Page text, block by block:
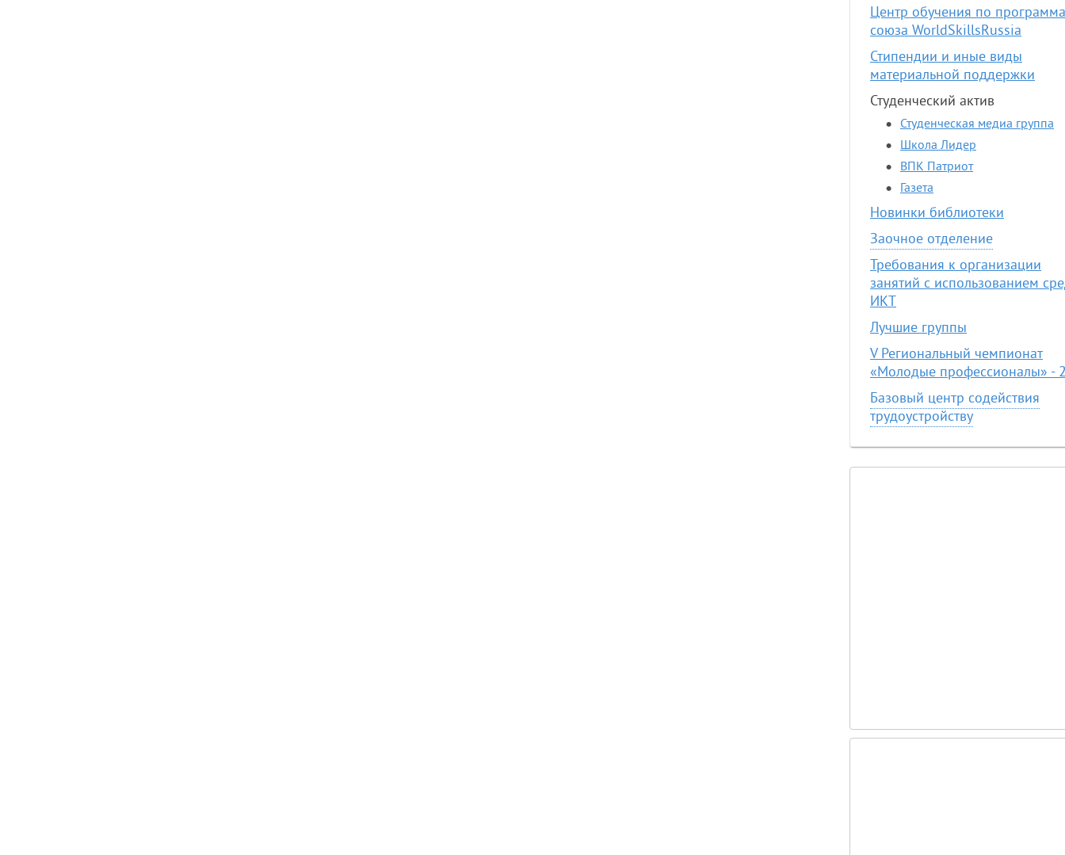
Центр обучения по
союза WorldSkillsRussia
Стипендии и иные виды
материальной поддержки
Студенческий актив
Студенческая медиа группа
Школа Лидер
ВПК Патриот
Газета
Новинки библиотеки
Заочное отделение
Требования к организации
занятий с использованием
ИКТ
Лучшие группы
V Региональный чемпионат
«Молодые профессионалы» -
Базовый центр содействия
трудоустройству